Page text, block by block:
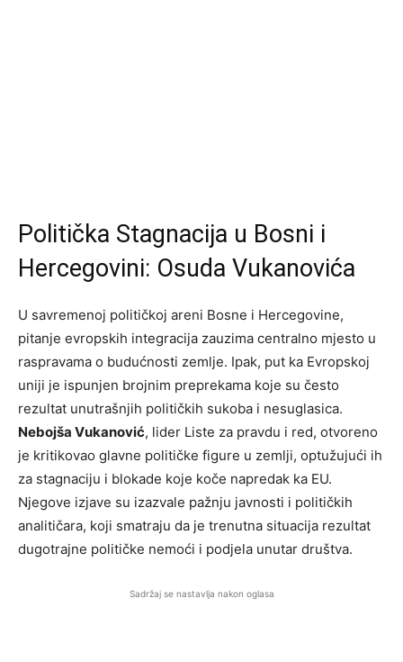
Politička Stagnacija u Bosni i
Hercegovini: Osuda Vukanovića
U savremenoj političkoj areni Bosne i Hercegovine,
pitanje evropskih integracija zauzima centralno mjesto u
raspravama o budućnosti zemlje. Ipak, put ka Evropskoj
uniji je ispunjen brojnim preprekama koje su često
rezultat unutrašnjih političkih sukoba i nesuglasica.
Nebojša Vukanović, lider Liste za pravdu i red, otvoreno
je kritikovao glavne političke figure u zemlji, optužujući ih
za stagnaciju i blokade koje koče napredak ka EU.
Njegove izjave su izazvale pažnju javnosti i političkih
analitičara, koji smatraju da je trenutna situacija rezultat
dugotrajne političke nemoći i podjela unutar društva.
Sadržaj se nastavlja nakon oglasa